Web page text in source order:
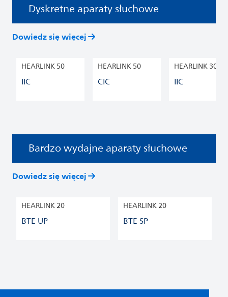
Dyskretne aparaty słuchowe
Dowiedz się więcej
HEARLINK 50
IIC
HEARLINK 50
CIC
HEARLINK 30
IIC
Bardzo wydajne aparaty słuchowe
Dowiedz się więcej
HEARLINK 20
BTE UP
HEARLINK 20
BTE SP